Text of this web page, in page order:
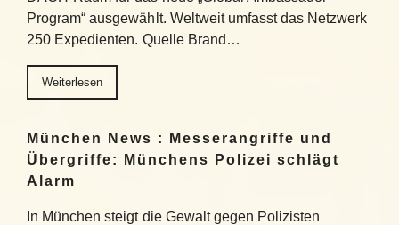
Program“ ausgewählt. Weltweit umfasst das Netzwerk
250 Expedienten. Quelle Brand…
Weiterlesen
München News : Messerangriffe und
Übergriffe: Münchens Polizei schlägt
Alarm
In München steigt die Gewalt gegen Polizisten